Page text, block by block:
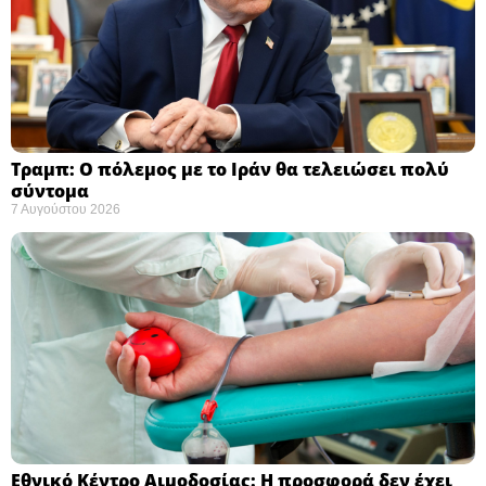
Τραμπ: Ο πόλεμος με το Ιράν θα τελειώσει πολύ
σύντομα ​
7 Αυγούστου 2026
Εθνικό Κέντρο Αιμοδοσίας: H προσφορά δεν έχει